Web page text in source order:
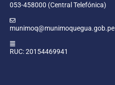
053-458000 (Central Telefónica)
munimoq@munimoquegua.gob.pe
RUC: 20154469941